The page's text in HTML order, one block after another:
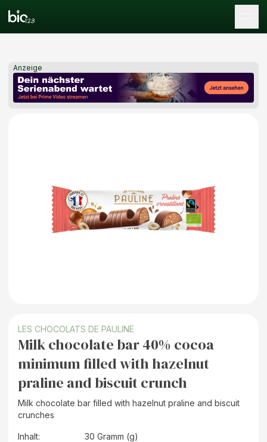
Anzeige
LES CHOCOLATS DE PAULINE
Milk chocolate bar 40% cocoa
minimum filled with hazelnut
praline and biscuit crunch
Milk chocolate bar filled with hazelnut praline and biscuit
crunches
Inhalt:
30 Gramm (g)